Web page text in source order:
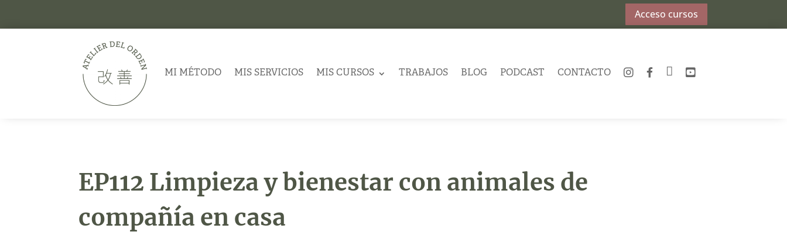
Acceso cursos
MI MÉTODO MIS SERVICIOS MIS CURSOS TRABAJOS BLOG PODCAST CONTACTO INSTAGRAM
FACEBOOK
TWITTERYOUTUBE
EP112 Limpieza y bienestar con animales de
compañía en casa